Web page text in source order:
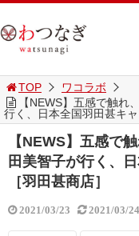
TOP
ワコラボ
【NEWS】五感で触れ
行く、日本全国羽田甚キ
【NEWS】五感で
田美智子が行く、
［羽田甚商店］
2021/03/23 2021/03/24